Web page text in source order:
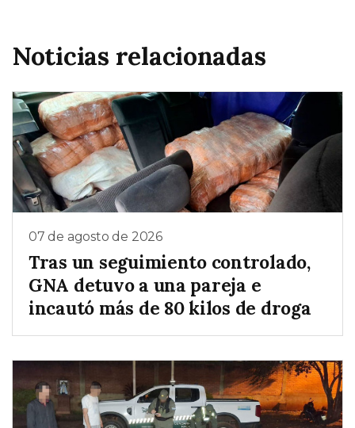
Noticias relacionadas
07 de agosto de 2026
Tras un seguimiento controlado,
GNA detuvo a una pareja e
incautó más de 80 kilos de droga